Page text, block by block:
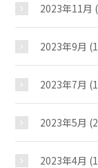
2023年11月
2023年9月
2023年7月
2023年5月
2023年4月